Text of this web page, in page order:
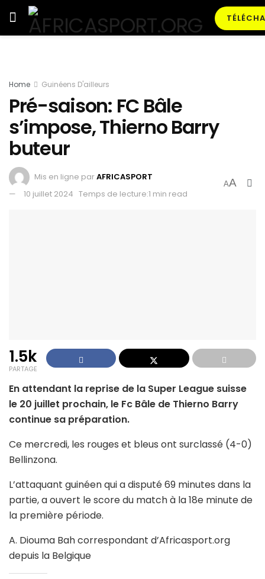
Home Guinéens D'ailleurs
Pré-saison: FC Bâle
s’impose, Thierno Barry
buteur
Mis en ligne parAFRICASPORT
10 juillet 2024 Temps de lecture:1 min read
AA
1.5k
PARTAGE
En attendant la reprise de la Super League suisse
le 20 juillet prochain, le Fc Bâle de Thierno Barry
continue sa préparation.
Ce mercredi, les rouges et bleus ont surclassé (4-0)
Bellinzona.
L’attaquant guinéen qui a disputé 69 minutes dans la
partie, a ouvert le score du match à la 18e minute de
la première période.
A. Diouma Bah correspondant d’Africasport.org
depuis la Belgique